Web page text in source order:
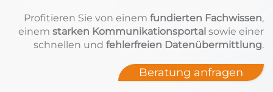
Profitieren Sie von einem fundierten Fachwissen,
einem starken Kommunikationsportal sowie einer
schnellen und fehlerfreien Datenübermittlung.
Beratung anfragen